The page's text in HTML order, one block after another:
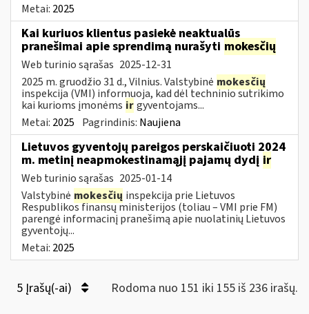
Metai: 2025
Kai kuriuos klientus pasiekė neaktualūs
pranešimai apie sprendimą nurašyti mokesčių
Web turinio sąrašas 2025-12-31
2025 m. gruodžio 31 d., Vilnius. Valstybinė mokesčių
inspekcija (VMI) informuoja, kad dėl techninio sutrikimo
kai kurioms įmonėms irgyventojams...
Metai: 2025 Pagrindinis: Naujiena
Lietuvos gyventojų pareigos perskaičiuoti 2024
m. metinį neapmokestinamąjį pajamų dydį ir
Web turinio sąrašas 2025-01-14
Valstybinė mokesčių inspekcija prie Lietuvos
Respublikos finansų ministerijos (toliau – VMI prie FM)
parengė informacinį pranešimą apie nuolatinių Lietuvos
gyventojų...
Metai: 2025
5 Įrašų(-ai) Rodoma nuo 151 iki 155 iš 236 irašų.